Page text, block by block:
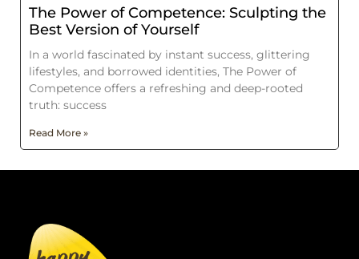
The Power of Competence: Sculpting the
Best Version of Yourself
In a world fascinated by instant success, glittering
lifestyles, and borrowed identities, The Power of
Competence offers a refreshing and deep-rooted
truth: success
Read More »